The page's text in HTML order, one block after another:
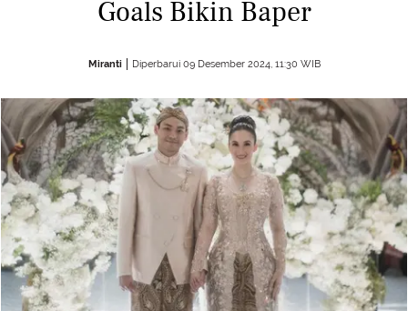
Goals Bikin Baper
Miranti Diperbarui 09 Desember 2024, 11:30 WIB